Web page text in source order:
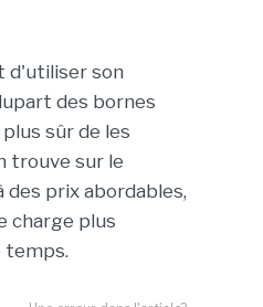
d'utiliser son
des bornes
sûr de les
trouve sur le
prix abordables,
charge plus
temps.